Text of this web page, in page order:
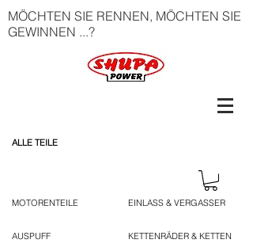
MÖCHTEN SIE RENNEN, MÖCHTEN SIE
GEWINNEN ...?
ALLE TEILE
MOTORENTEILE
AUSPUFF
EINLASS & VERGASSER
KETTENRÄDER & KETTEN